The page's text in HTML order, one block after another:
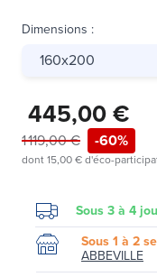
Dimensions :
160x200
445,00 €
1 119,00 € -60%
dont15,00 €d'éco-
Sous 3 à 4
Sous 1 à 2
ABBEVILLE